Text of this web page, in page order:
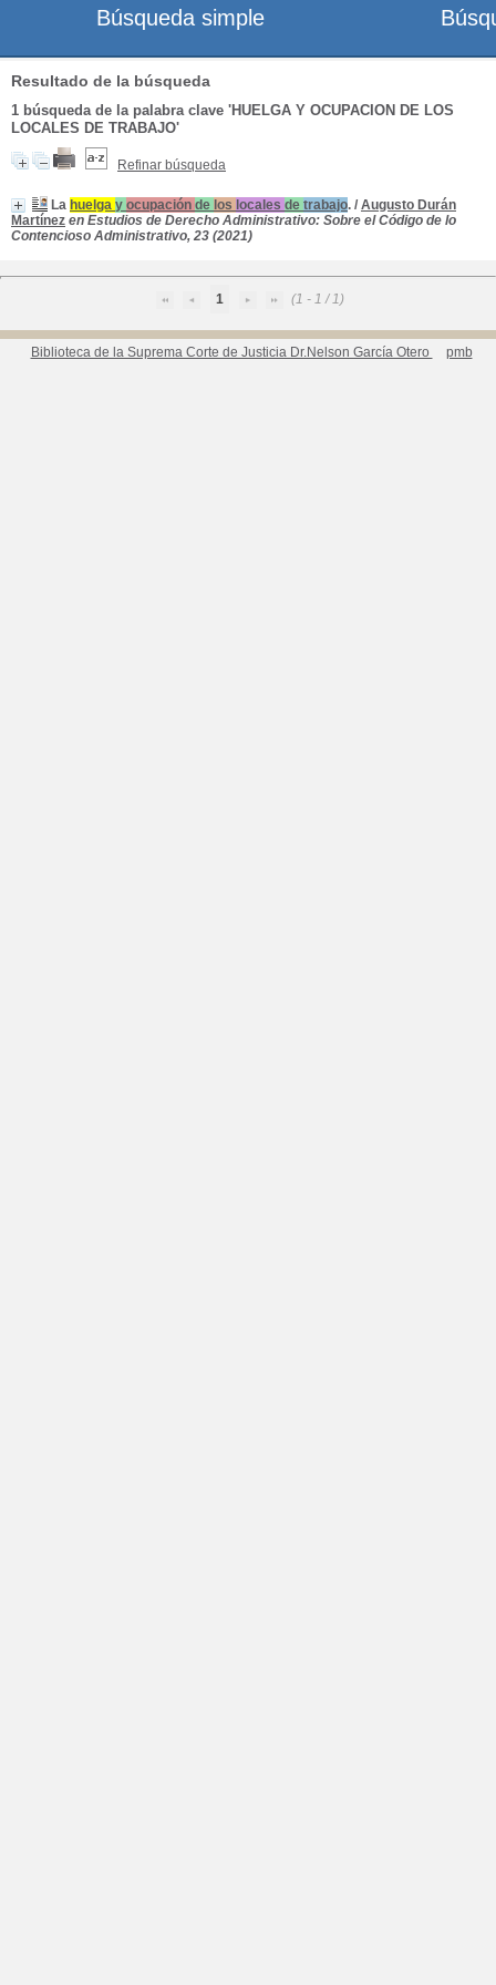
Resultado de la búsqueda
1 búsqueda de la palabra clave 'HUELGA Y OCUPACION DE LOS
LOCALES DE TRABAJO'
Refinar búsqueda
La huelga y ocupación de los locales de trabajo. / Augusto Durán
Martínez en Estudios de Derecho Administrativo: Sobre el Código de lo
Contencioso Administrativo, 23 (2021)
1 (1 - 1 / 1)
Biblioteca de la Suprema Corte de Justicia Dr.Nelson García Otero pmb
Búsqueda simple